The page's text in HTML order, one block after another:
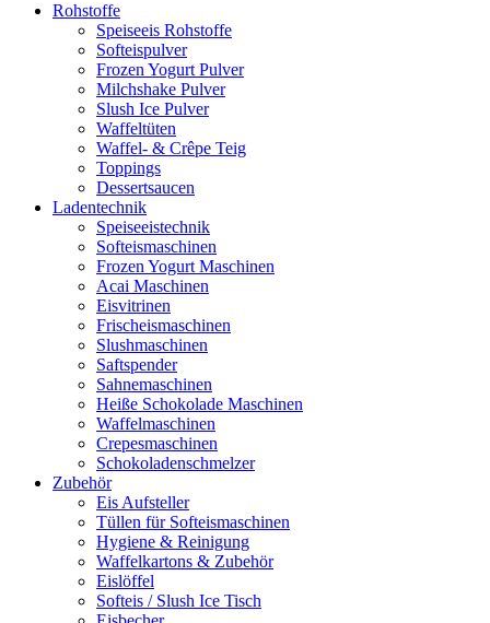
Rohstoffe
Speiseeis Rohstoffe
Softeispulver
Frozen Yogurt Pulver
Milchshake Pulver
Slush Ice Pulver
Waffeltüten
Waffel- & Crêpe Teig
Toppings
Dessertsaucen
Ladentechnik
Speiseeistechnik
Softeismaschinen
Frozen Yogurt Maschinen
Acai Maschinen
Eisvitrinen
Frischeismaschinen
Slushmaschinen
Saftspender
Sahnemaschinen
Heiße Schokolade Maschinen
Waffelmaschinen
Crepesmaschinen
Schokoladenschmelzer
Zubehör
Eis Aufsteller
Tüllen für Softeismaschinen
Hygiene & Reinigung
Waffelkartons & Zubehör
Eislöffel
Softeis / Slush Ice Tisch